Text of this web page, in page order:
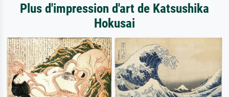
Plus d'impression d'art de Katsushika
Hokusai